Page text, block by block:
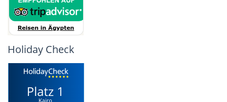
Holiday Check